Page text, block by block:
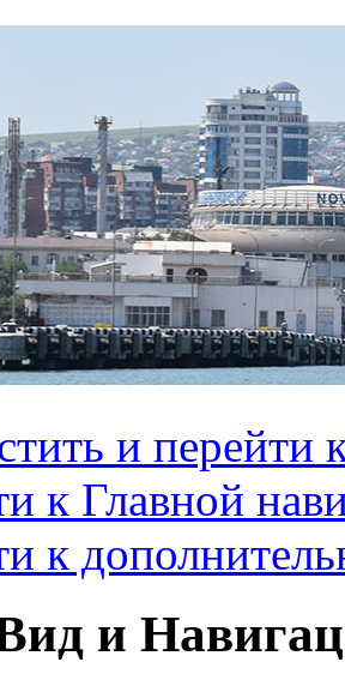
и перейти
к Главной
к
и